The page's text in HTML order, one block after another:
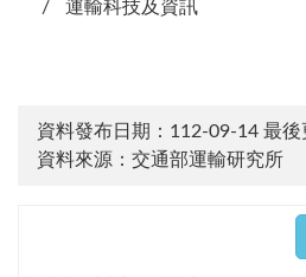
運輸科技及資訊
資料發布日期：112-09-14 最後
資料來源：交通部運輸研究所